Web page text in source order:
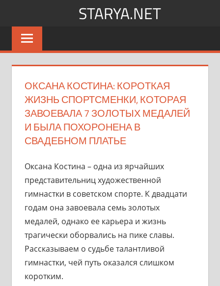
содержимому
STARYA.NET
Новости
шоу-
ОКСАНА КОСТИНА: КОРОТКАЯ
ЖИЗНЬ СПОРТСМЕНКИ, КОТОРАЯ
ЗАВОЕВАЛА 7 ЗОЛОТЫХ МЕДАЛЕЙ
И БЫЛА ПОХОРОНЕНА В
СВАДЕБНОМ ПЛАТЬЕ
Оксана Костина – одна из ярчайших
представительниц художественной
гимнастки в советском спорте. К двадцати
годам она завоевала семь золотых
медалей, однако ее карьера и жизнь
трагически оборвались на пике славы.
Рассказываем о судьбе талантливой
гимнастки, чей путь оказался слишком
коротким.